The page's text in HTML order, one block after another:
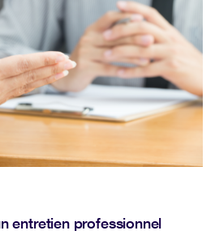
entretien professionnel